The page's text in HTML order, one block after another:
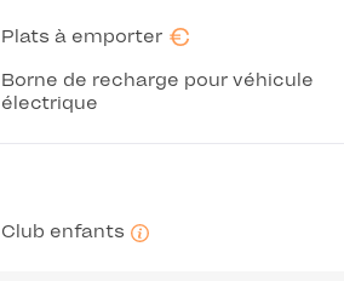
Plats à emporter €
Borne de recharge pour véhicule
électrique
Club enfants